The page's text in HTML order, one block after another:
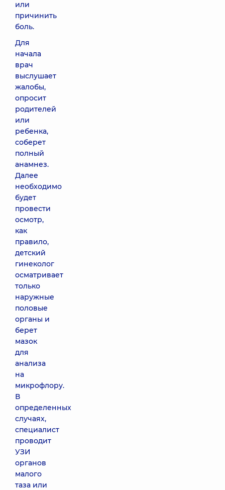
или
причинить
боль.
Для
начала
врач
выслушает
жалобы,
опросит
родителей
или
ребенка,
соберет
полный
анамнез.
Далее
необходимо
будет
провести
осмотр,
как
правило,
детский
гинеколог
осматривает
только
наружные
половые
органы и
берет
мазок
для
анализа
на
микрофлору.
В
определенных
случаях,
специалист
проводит
УЗИ
органов
малого
таза или